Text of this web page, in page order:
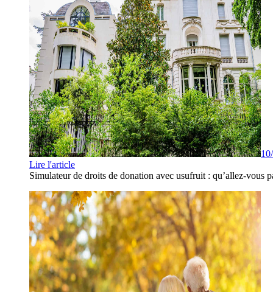
Lire l'article
Simulateur de droits de donation avec usufruit : qu’allez-vous